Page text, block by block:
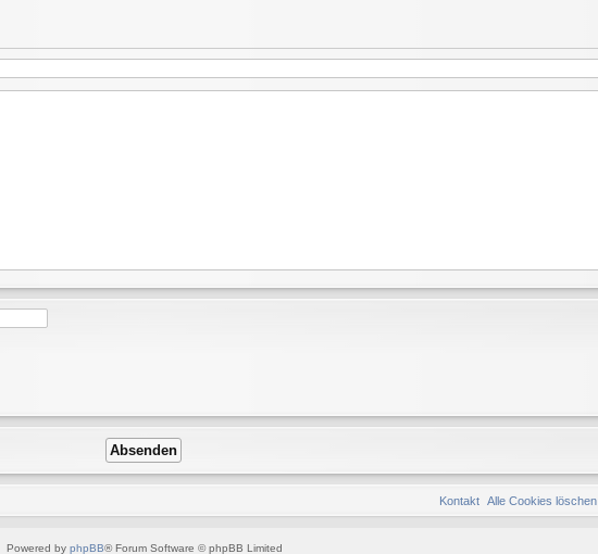
Alle Cookies löschen
Kontakt
Powered by phpBB® Forum Software © phpBB Limited